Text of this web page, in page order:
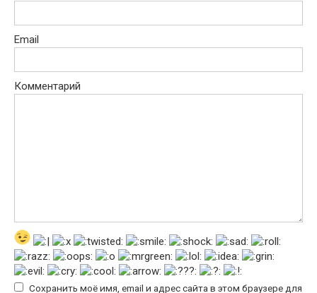
Email
Комментарий
Сохранить моё имя, email и адрес сайта в этом браузере для